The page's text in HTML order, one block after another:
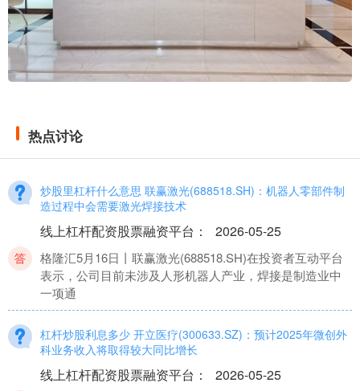
热点讨论
炒股里杠杆什么意思 联赢激光(688518.SH)：机器人零部件制
造过程中会需要激光焊接技术
线上杠杆配资股票融资平台 ： 2026-05-25
格隆汇5月16日丨联赢激光(688518.SH)在投资者互动平台
表示，公司目前未涉及人形机器人产业，焊接是制造业中
一项通
杠杆炒股利息多少 开立医疗(300633.SZ)：预计2025年微创外
科业务收入将取得较大同比增长
线上杠杆配资股票融资平台 ： 2026-05-25